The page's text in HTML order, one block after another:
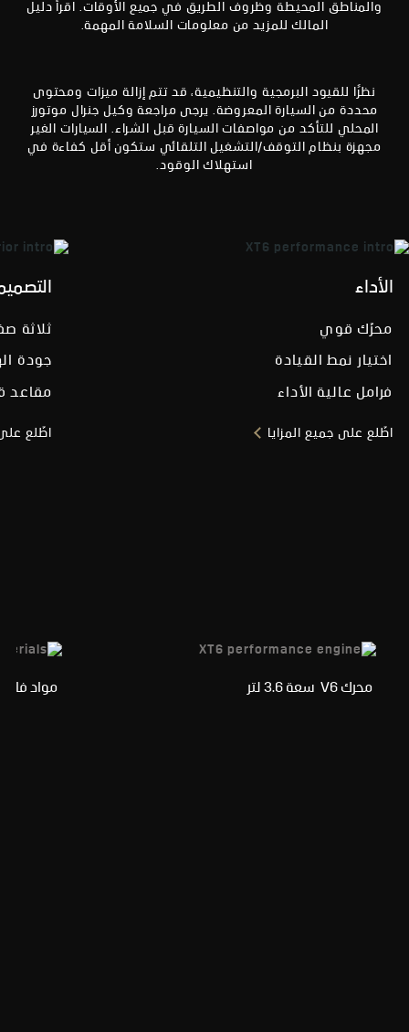
والمناطق المحيطة وظروف الطريق في جميع الأوقات. اقرأ دليل
المالك للمزيد من معلومات السلامة المهمة.
نظرًا للقيود البرمجية والتنظيمية، قد تتم إزالة ميزات ومحتوى
محددة من السيارة المعروضة. يرجى مراجعة وكيل جنرال موتورز
المحلي للتأكد من مواصفات السيارة قبل الشراء. السيارات الغير
مجهزة بنظام التوقف/التشغيل التلقائي ستكون أقل كفاءة في
استهلاك الوقود.
الأداء
محرّك قوي
اختيار نمط القيادة
فرامل عالية الأداء
اطّلع على جميع المزايا
ثلاثة
جودة
مقاعد
اطّلع
محرك V6 سعة 3.6 لتر مواد